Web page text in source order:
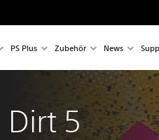
PS Plus Zubehör News
Dirt 5